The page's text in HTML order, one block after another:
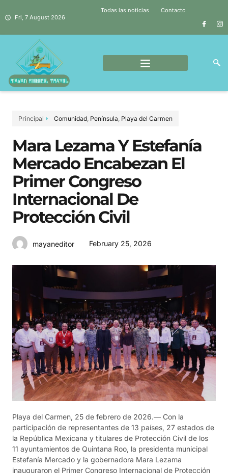
Fri, 7 August 2026
Todas las noticias Contacto
Principal Comunidad, Península, Playa del Carmen
Mara Lezama Y Estefanía
Mercado Encabezan El
Primer Congreso
Internacional De
Protección Civil
mayaneditor February 25, 2026
Playa del Carmen, 25 de febrero de 2026.— Con la
participación de representantes de 13 países, 27 estados de
la República Mexicana y titulares de Protección Civil de los
11 ayuntamientos de Quintana Roo, la presidenta municipal
Estefanía Mercado y la gobernadora Mara Lezama
inauguraron el Primer Congreso Internacional de Protección